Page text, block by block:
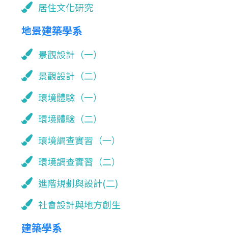
居住文化研究
地景建築學系
景觀設計（一）
景觀設計（二）
環境體驗（一）
環境體驗（二）
環境調查實習（一）
環境調查實習（二）
進階規劃與設計(二)
社會設計與地方創生
建築學系